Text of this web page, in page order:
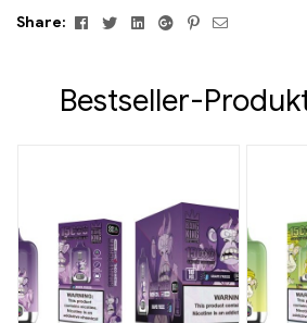
Share:
FacebookTwitterLinkedinGoogle+Pinterest
Email
Bestseller-